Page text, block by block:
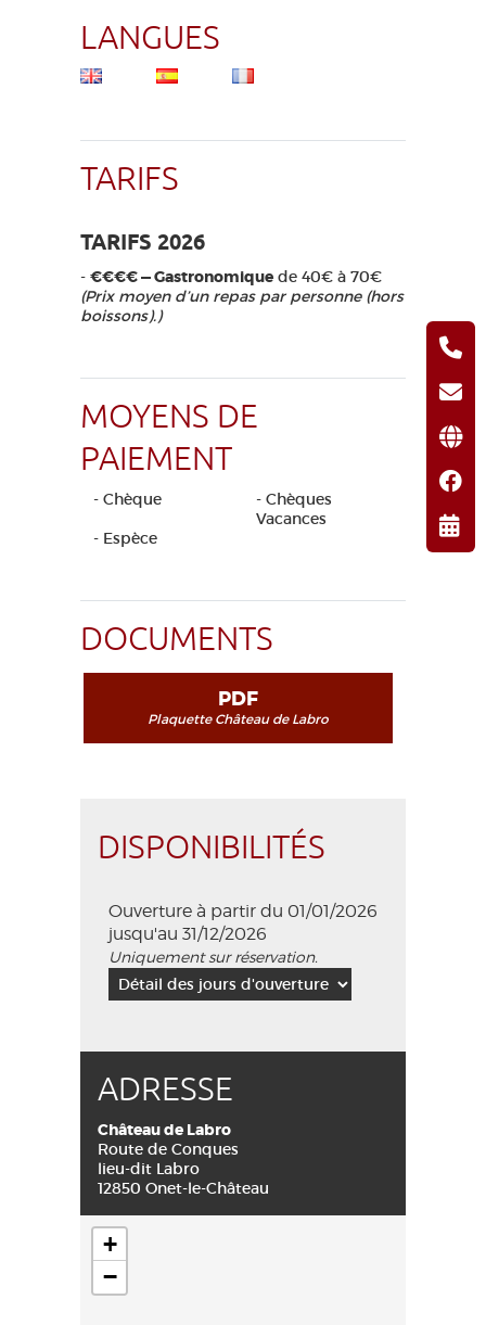
LANGUES
TARIFS
TARIFS 2026
- €€€€ — Gastronomique de 40€ à 70€
(Prix moyen d’un repas par personne (hors
boissons).)
MOYENS DE
PAIEMENT
- Chèque
- Chèques
Vacances
- Espèce
DOCUMENTS
PDF
Plaquette Château de Labro
DISPONIBILITÉS
Ouverture à partir du 01/01/2026
jusqu'au 31/12/2026
Uniquement sur réservation.
ADRESSE
Château de Labro
Route de Conques
lieu-dit Labro
12850 Onet-le-Château
+
−